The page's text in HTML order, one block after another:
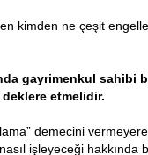
kimden ne çeşit
gayrimenkul sahibi
etmelidir.
demecini
işleyeceği hakkında